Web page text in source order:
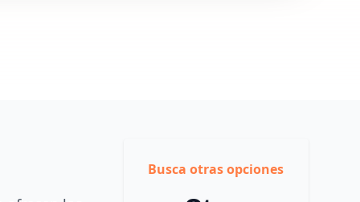
Busca otras opciones